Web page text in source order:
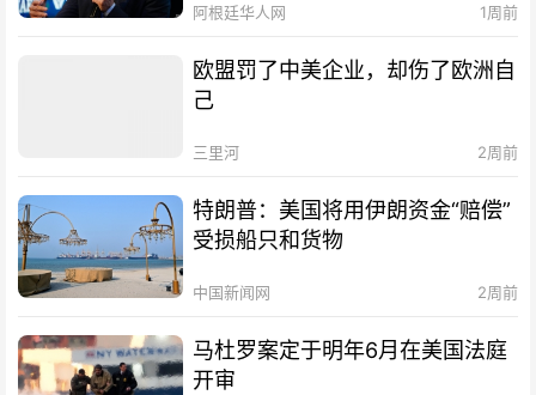
阿根廷华人网 1周前
欧盟罚了中美企业，却伤了欧洲自
己
三里河 2周前
特朗普：美国将用伊朗资金“赔偿”
受损船只和货物
中国新闻网 2周前
马杜罗案定于明年6月在美国法庭
开审